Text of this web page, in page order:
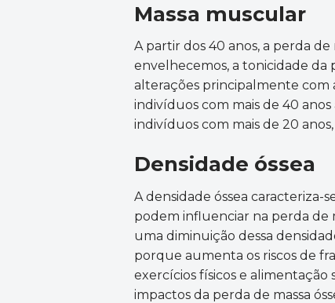
Massa muscular
A partir dos 40 anos, a perda
envelhecemos, a tonicidade
alterações principalmente com
indivíduos com mais de 40
indivíduos com mais de 20
Densidade óssea
A densidade óssea caracteriza-
podem influenciar na perda de
uma diminuição dessa
porque aumenta os riscos de
exercícios físicos e
impactos da perda de massa